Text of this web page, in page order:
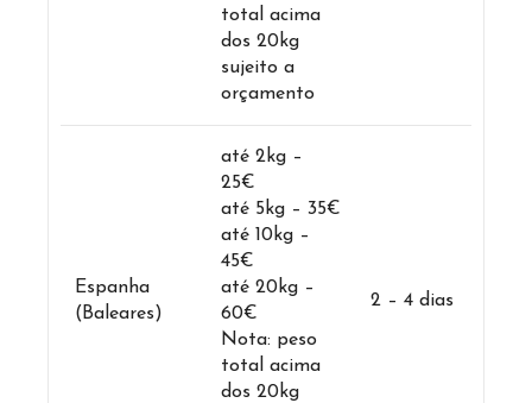
total acima
dos 20kg
sujeito a
orçamento
Espanha
(Baleares)
até 2kg –
25€
até 5kg – 35€
até 10kg –
45€
até 20kg –
60€
Nota: peso
total acima
dos 20kg
2 – 4 dias